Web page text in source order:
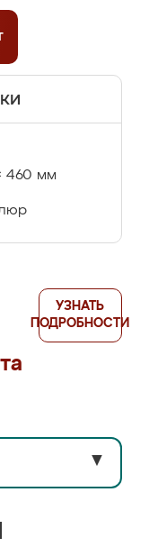
460 мм
УЗНАТЬ
ПОДРОБНОСТИ
▼